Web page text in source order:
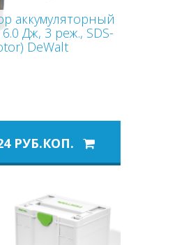
аккумуляторный
6.0 Дж, 3 реж., SDS-
DeWalt
РУБ.КОП.